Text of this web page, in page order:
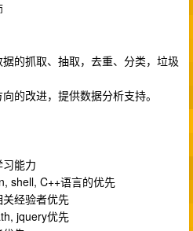
的抓取、抽取，去重、分类，垃圾
的改进，提供数据分析支持。
能力
shell, C++语言的优先
经验者优先
jquery优先